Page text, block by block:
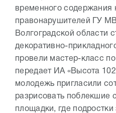
временного содержания
правонарушителей ГУ
Волгоградской области
декоративно-
провели мастер-класс
передает ИА «Высота
молодежь пригласили
разрисовать поблекшие
площадки, где